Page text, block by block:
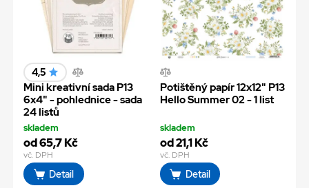
4,5
Mini kreativní sada P13
6x4" - pohlednice - sada
24 listů
skladem
od 65,7 Kč
vč. DPH
Detail
Potištěný papír 12x12" P13
Hello Summer 02 - 1 list
skladem
od 21,1 Kč
vč. DPH
Detail